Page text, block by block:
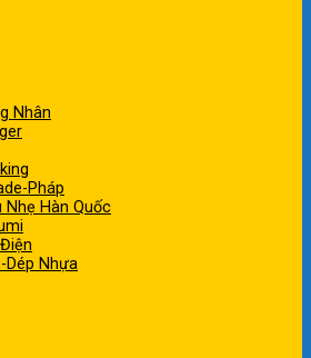
Nhân
Pháp
Nhẹ Hàn Quốc
Dép Nhựa